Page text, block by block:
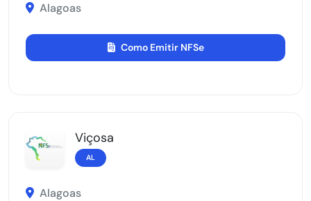
Alagoas
Como Emitir NFSe
Viçosa
AL
Alagoas